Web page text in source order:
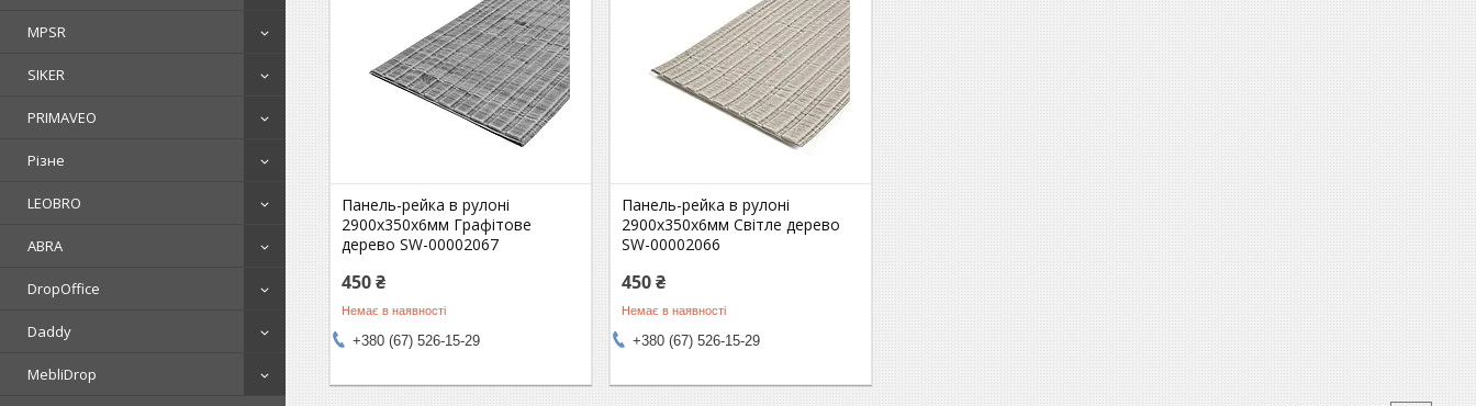
MPSR
SIKER
PRIMAVEO
Різне
LEOBRO
ABRA
DropOffice
Daddy
MebliDrop
Панель-рейка в рулоні
2900х350х6мм Графітове
дерево SW-00002067
450 ₴
Немає в наявності
+380 (67) 526-15-29
Панель-рейка в рулоні
2900х350х6мм Світле дерево
SW-00002066
450 ₴
Немає в наявності
+380 (67) 526-15-29